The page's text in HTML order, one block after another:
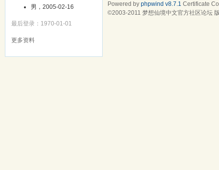
男，2005-02-16
最后登录：1970-01-01
更多资料
Powered by phpwind v8.7.1 Certificate
©2003-2011 梦想仙境中文官方社区论坛